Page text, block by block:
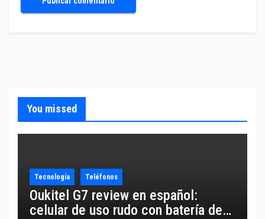
You missed
Tecnología Teléfonos
Oukitel G7 review en español:
celular de uso rudo con batería de